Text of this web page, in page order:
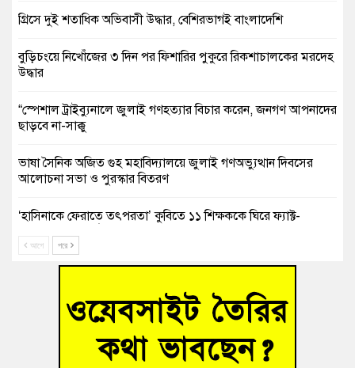
গ্রিসে দুই শতাধিক অভিবাসী উদ্ধার, বেশিরভাগই বাংলাদেশি
বুড়িচংয়ে নিখোঁজের ৩ দিন পর ফিশারির পুকুরে রিকশাচালকের মরদেহ
উদ্ধার
“স্পেশাল ট্রাইব্যুনালে জুলাই গণহত্যার বিচার করেন, জনগণ আপনাদের
ছাড়বে না-সাক্কু
ভাষা সৈনিক অজিত গুহ মহাবিদ্যালয়ে জুলাই গণঅভ্যুত্থান দিবসের
আলোচনা সভা ও পুরস্কার বিতরণ
‘হাসিনাকে ফেরাতে তৎপরতা’ কুবিতে ১১ শিক্ষককে ঘিরে ফ্যাক্ট-
বাঁশের খুঁটিতে ভর করে টিকে আছে সেতু
জুলাই গণঅভ্যুত্থান দিবসে কুমিল্লায় শ্রদ্ধা, র‍্যালি ও সংবর্ধনা
তনু হত্যা মামলায় গ্রেফতার সাবেক সেনা সদস্য হাফিজুর রহমান
হাইকোর্টের জামিনে মুক্ত
আগে পরে